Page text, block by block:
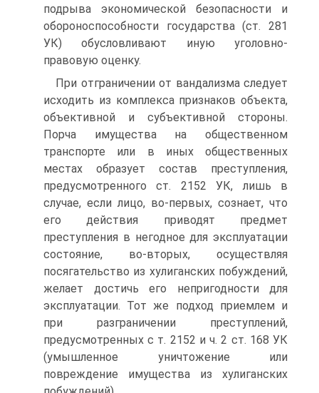
подрыва экономической безопасности и
обороноспособности государства (ст. 281
УК) обусловливают иную уголовно-
правовую оценку.
При отграничении от вандализма следует
исходить из комплекса признаков объекта,
объективной и субъективной стороны.
Порча имущества на общественном
транспорте или в иных общественных
местах образует состав преступления,
предусмотренного ст. 2152 УК, лишь в
случае, если лицо, во-первых, сознает, что
его действия приводят предмет
преступления в негодное для эксплуатации
состояние, во-вторых, осуществляя
посягательство из хулиганских побуждений,
желает достичь его непригодности для
эксплуатации. Тот же подход приемлем и
при разграничении преступлений,
предусмотренных с т. 2152 и ч. 2 ст. 168 УК
(умышленное уничтожение или
повреждение имущества из хулиганских